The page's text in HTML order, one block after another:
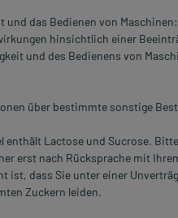
und das Bedienen von Maschinen:
hinsichtlich einer
und des Bedienens von
über bestimmte sonstige
enthält Lactose und Sucrose.
erst nach Rücksprache mit
ist, dass Sie unter einer
Zuckern leiden.